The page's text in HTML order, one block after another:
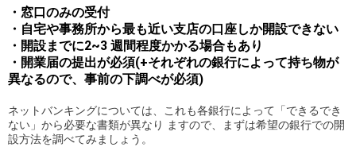
・窓口のみの受付
・自宅や事務所から最も近い支店の口座しか開設できない
・開設までに2~3 週間程度かかる場合もあり
・開業届の提出が必須(+それぞれの銀行によって持ち物が
異なるので、事前の下調べが必須)
ネットバンキングについては、これも各銀行によって「できるでき
ない」から必要な書類が異なり ますので、まずは希望の銀行での開
設方法を調べてみましょう。